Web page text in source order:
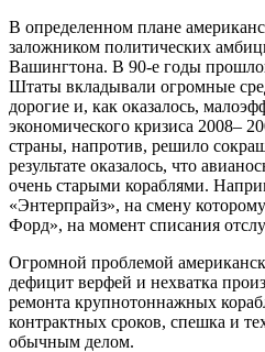
В определенном плане
заложником политических
Вашингтона. В 90-е годы
Штаты вкладывали огромные
дорогие и, как оказалось,
экономического кризиса 2008–
страны, напротив, решило
результате оказалось, что
очень старыми кораблями.
«Энтерпрайз», на смену
Форд», на момент списания
Огромной проблемой
дефицит верфей и нехватка
ремонта крупнотоннажных
контрактных сроков, спешка и
обычным делом.